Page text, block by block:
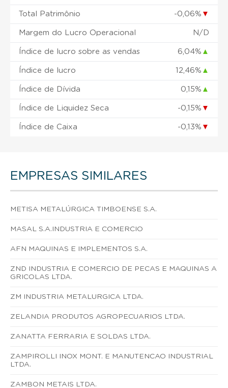
Total Patrimônio -0,06% ▼
Margem do Lucro Operacional N/D
Índice de lucro sobre as vendas 6,04% ▲
Índice de lucro 12,46% ▲
Índice de Dívida 0,15% ▲
Índice de Liquidez Seca -0,15% ▼
Índice de Caixa -0,13% ▼
EMPRESAS SIMILARES
METISA METALÚRGICA TIMBOENSE S.A.
MASAL S.A.INDUSTRIA E COMERCIO
AFN MAQUINAS E IMPLEMENTOS S.A.
ZND INDUSTRIA E COMERCIO DE PECAS E MAQUINAS A
GRICOLAS LTDA.
ZM INDUSTRIA METALURGICA LTDA.
ZELANDIA PRODUTOS AGROPECUARIOS LTDA.
ZANATTA FERRARIA E SOLDAS LTDA.
ZAMPIROLLI INOX MONT. E MANUTENCAO INDUSTRIAL
LTDA.
ZAMBON METAIS LTDA.